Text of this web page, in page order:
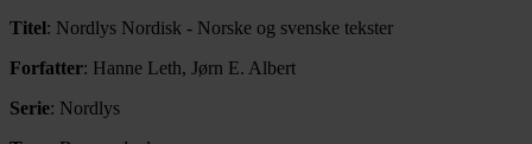
Titel: Nordlys Nordisk - Norske og svenske tekster
Forfatter: Hanne Leth, Jørn E. Albert
Serie: Nordlys